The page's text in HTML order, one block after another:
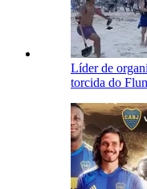
Líder de
torcida do